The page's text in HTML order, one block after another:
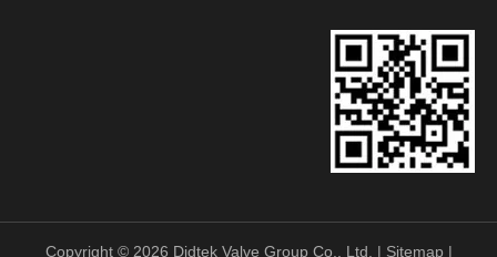
Copyright © 2026 Didtek Valve Group Co., Ltd. | Sitemap |